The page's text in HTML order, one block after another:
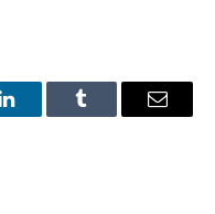
LinkedInTumblr
E-